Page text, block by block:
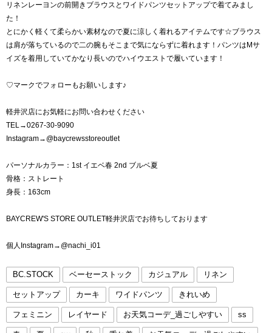
リネンレーヨンの前開きブラウスとワイドパンツセットアップで着てみまし
た！
とにかく軽くて柔らかい素材なので夏に涼しく着れるアイテムです☆ブラウス
は肩が落ちているので二の腕もそこまで気にならずに着れます！パンツはMサ
イズを着用していてかなり長いのでハイウエストで履いています！
♡マークでフォローもお願いします♪
軽井沢店にお気軽にお問い合わせください
TEL→0267-30-9090
Instagram→@baycrewsstoreoutlet
パーソナルカラー：1st イエベ春 2nd ブルベ夏
骨格：ストレート
身長：163cm
BAYCREW'S STORE OUTLET軽井沢店でお待ちしております
個人Instagram→@nachi_i01
BC.STOCK ベーセーストック カジュアル リネン
セットアップ カーキ ワイドパンツ きれいめ
フェミニン レイヤード お天気コーデ_過ごしやすい ss